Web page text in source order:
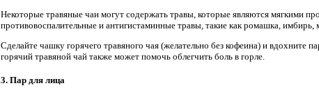
Некоторые травяные чаи могут содержать травы, которые являются мягкими
противовоспалительные и антигистаминные травы, такие как ромашка, имбирь,
Сделайте чашку горячего травяного чая (желательно без кофеина) и вдохните
горячий травяной чай также может помочь облегчить боль в горле.
3. Пар для лица